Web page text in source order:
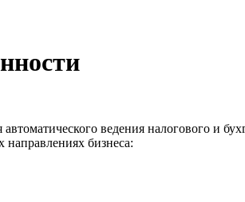
ведения налогового и
бизнеса: